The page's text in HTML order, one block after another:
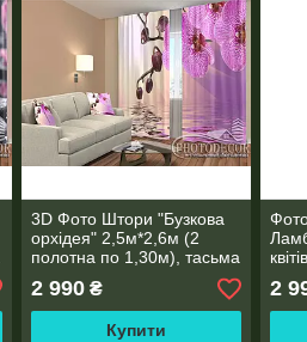
3D Фото Штори "Бузкова
орхідея" 2,5м*2,6м (2
полотна по 1,30м), тасьма
2 990₴
Купити
2